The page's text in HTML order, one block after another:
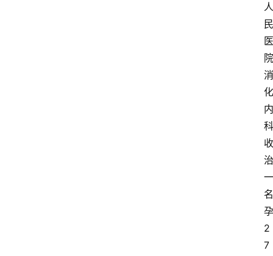
人
民
医
院
消
化
内
科
收
治
一
名
孕
2
7